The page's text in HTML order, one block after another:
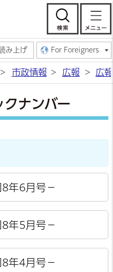
常陸大宮市公
検
み上げ For Foreigners
市政情報 広報 広
クナンバー
年6月号－
年5月号－
年4月号－